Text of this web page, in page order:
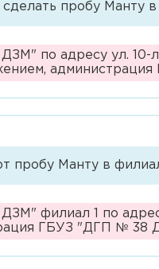
пробу Манту
по адресу ул. 10-
пробу Манту в
филиал 1 по
ГБУЗ "ДГП № 38